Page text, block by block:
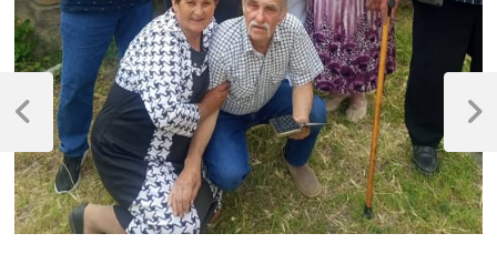
Навігація
записів
Previous
Next
Post